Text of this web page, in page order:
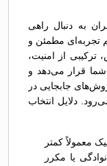
به دنبال راهی
تجربه‌ای مطمئن و
ترکیبی از امنیت،
قرار می‌دهد و
جابجایی در
دلایل انتخاب
معمولاً کمتر
یا مکرر